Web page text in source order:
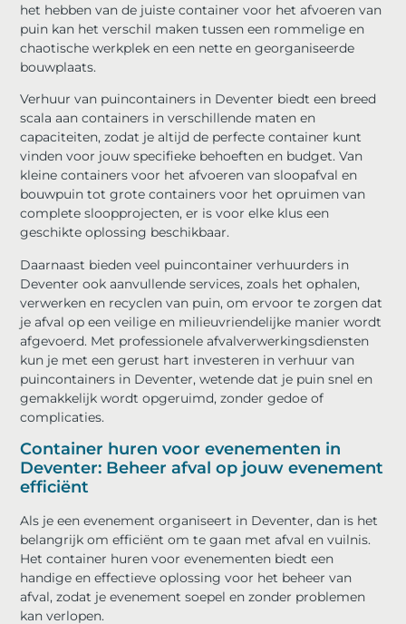
het hebben van de juiste container voor het afvoeren van
puin kan het verschil maken tussen een rommelige en
chaotische werkplek en een nette en georganiseerde
bouwplaats.
Verhuur van puincontainers in Deventer biedt een breed
scala aan containers in verschillende maten en
capaciteiten, zodat je altijd de perfecte container kunt
vinden voor jouw specifieke behoeften en budget. Van
kleine containers voor het afvoeren van sloopafval en
bouwpuin tot grote containers voor het opruimen van
complete sloopprojecten, er is voor elke klus een
geschikte oplossing beschikbaar.
Daarnaast bieden veel puincontainer verhuurders in
Deventer ook aanvullende services, zoals het ophalen,
verwerken en recyclen van puin, om ervoor te zorgen dat
je afval op een veilige en milieuvriendelijke manier wordt
afgevoerd. Met professionele afvalverwerkingsdiensten
kun je met een gerust hart investeren in verhuur van
puincontainers in Deventer, wetende dat je puin snel en
gemakkelijk wordt opgeruimd, zonder gedoe of
complicaties.
Container huren voor evenementen in
Deventer: Beheer afval op jouw evenement
efficiënt
Als je een evenement organiseert in Deventer, dan is het
belangrijk om efficiënt om te gaan met afval en vuilnis.
Het container huren voor evenementen biedt een
handige en effectieve oplossing voor het beheer van
afval, zodat je evenement soepel en zonder problemen
kan verlopen.